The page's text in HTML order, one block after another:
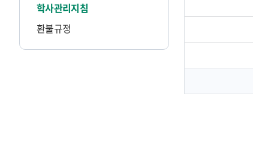
학사관리지침
환불규정